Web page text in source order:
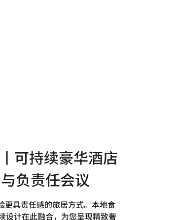
可持续豪华酒店
负责任会议
更具责任感的旅居方式。本地食
设计在此融合，为您呈现精致奢